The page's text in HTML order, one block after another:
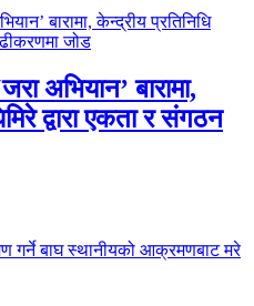
अभियान’ बारामा,
द्वारा एकता र संगठन